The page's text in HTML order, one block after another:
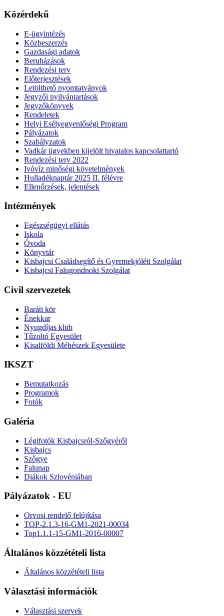
Közérdekű
E-ügyintézés
Közbeszerzés
Gazdasági adatok
Beruházások
Rendezési terv
Előterjesztések
Letölthető nyomtatványok
Jegyzői nyilvántartások
Jegyzőkönyvek
Rendeletek
Helyi Esélyegyenlőségi Program
Pályázatok
Szabályzatok
Vadkár ügyekben kijelölt hivatalos kapcsolattartó
Rendezési terv 2022
Ivóvíz minőségi követelmények
Hulladéknaptár 2025 II. félévre
Ellenőrzések, jelentések
Intézmények
Egészségügyi ellátás
Iskola
Óvoda
Könyvtár
Kisbajcsi Családsegítő és Gyermekjóléti Szolgálat
Kisbajcsi Falugondnoki Szolgálat
Civil szervezetek
Baráti kör
Énekkar
Nyugdíjas klub
Tűzoltó Egyesület
Kisalföldi Méhészek Egyesülete
IKSZT
Bemutatkozás
Programok
Fotók
Galéria
Légifotók Kisbajcsról-Szőgyéről
Kisbajcs
Szőgye
Falunap
Diákok Szlovéniában
Pályázatok - EU
Orvosi rendelő felújítása
TOP-2.1.3-16-GM1-2021-00034
Top1.1.1-15-GM1-2016-00007
Általános közzétételi lista
Általános közzétételi lista
Választási információk
Választási szervek